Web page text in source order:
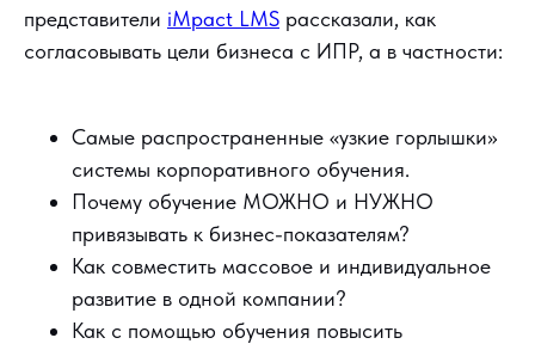
представители iMpact LMS рассказали, как
согласовывать цели бизнеса с ИПР, а в частности:
Самые распространенные «узкие горлышки»
системы корпоративного обучения.
Почему обучение МОЖНО и НУЖНО
привязывать к бизнес-показателям?
Как совместить массовое и индивидуальное
развитие в одной компании?
Как с помощью обучения повысить